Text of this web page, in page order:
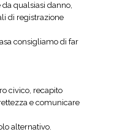
qualsiasi danno,
di registrazione
consigliamo di far
civico, recapito
e comunicare
alternativo.